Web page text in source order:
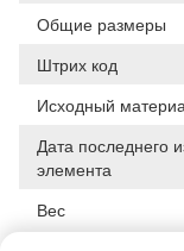
Общие размеры
Штрих код
Исходный
Дата последнего
элемента
Вес